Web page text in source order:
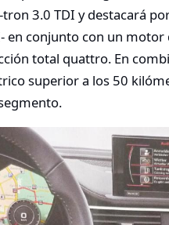
3.0 TDI y destacará
en conjunto con un
total quattro. En
superior a los 50